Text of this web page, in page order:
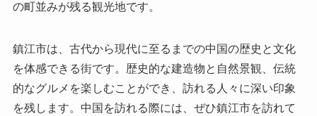
の町並みが残る観光地です。
鎮江市は、古代から現代に至るまでの中国の歴史と文化
を体感できる街です。歴史的な建造物と自然景観、伝統
的なグルメを楽しむことができ、訪れる人々に深い印象
を残します。中国を訪れる際には、ぜひ鎮江市を訪れて